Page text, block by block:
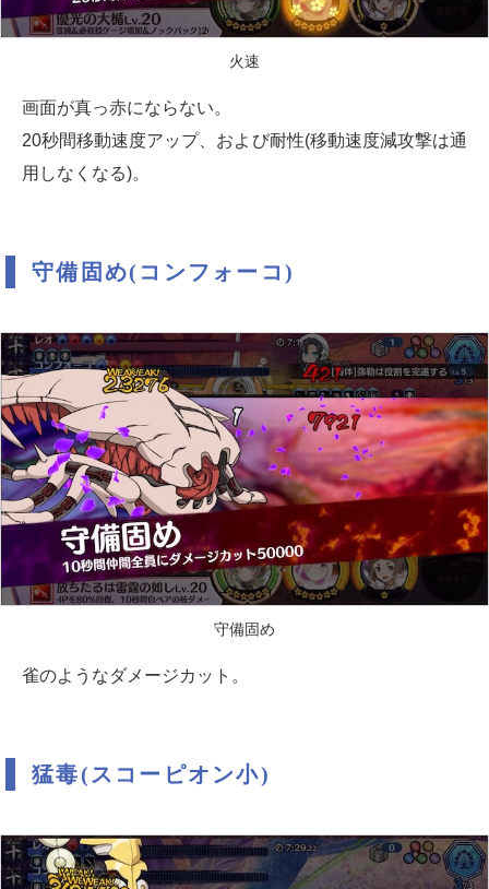
火速
画面が真っ赤にならない。
20秒間移動速度アップ、および耐性(移動速度減攻撃は通
用しなくなる)。
守備固め(コンフォーコ)
守備固め
雀のようなダメージカット。
猛毒(スコーピオン小)